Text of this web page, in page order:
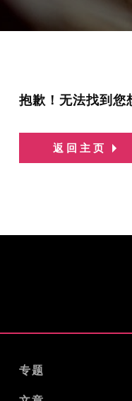
抱歉！无法找到您
返回主页
专题